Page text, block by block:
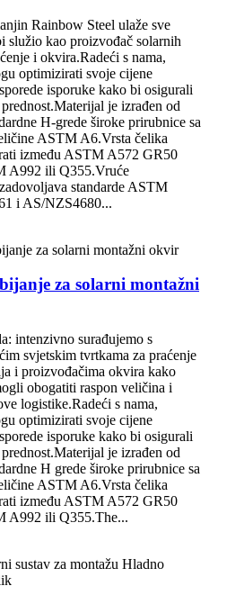
Rainbow Steel ulaže sve
služio kao proizvođač solarnih
i okvira.Radeći s nama,
optimizirati svoje cijene
isporuke kako bi osigurali
je izrađen od
H-grede široke prirubnice sa
ASTM A6.Vrsta čelika
između ASTM A572 GR50
A992 ili Q355.Vruće
standarde ASTM
i AS/NZS4680...
za solarni montažni
intenzivno surađujemo s
svjetskim tvrtkama za praćenje
i proizvođačima okvira kako
obogatiti raspon veličina i
logistike.Radeći s nama,
optimizirati svoje cijene
isporuke kako bi osigurali
je izrađen od
H grede široke prirubnice sa
ASTM A6.Vrsta čelika
između ASTM A572 GR50
A992 ili Q355.The...